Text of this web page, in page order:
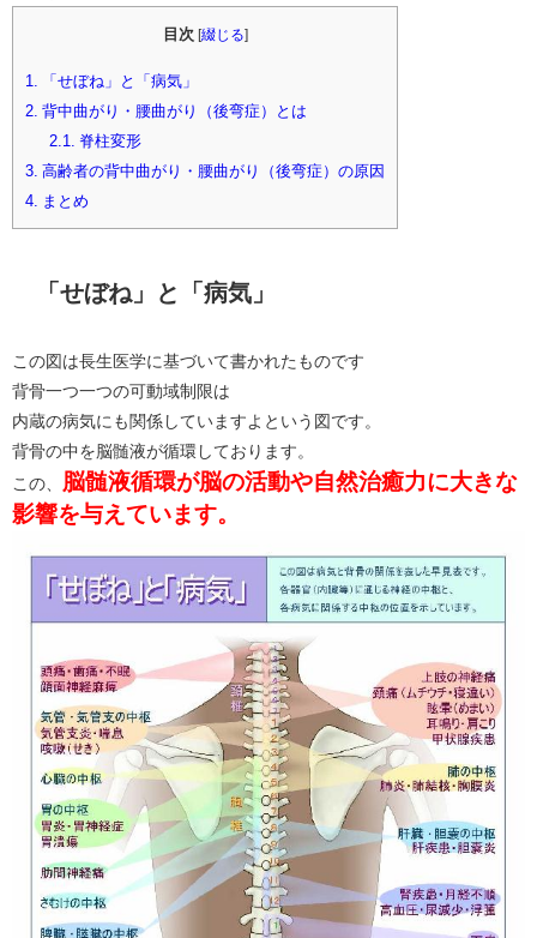
目次 [綴じる]
1.
「せぼね」と「病気」
2. 背中曲がり・腰曲がり（後弯症）とは
2.1.
脊柱変形
3.
高齢者の背中曲がり・腰曲がり（後弯症）の原因
4.
まとめ
「せぼね」と「病気」
この図は長生医学に基づいて書かれたものです
背骨一つ一つの可動域制限は
内蔵の病気にも関係していますよという図です。
背骨の中を脳髄液が循環しております。
この、
脳髄液循環が脳の活動や自然治癒力に大きな
影響を与えています。